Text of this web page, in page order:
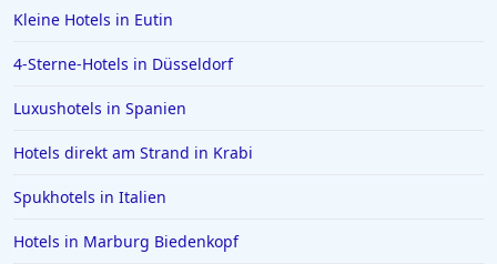
Kleine Hotels in Eutin
4-Sterne-Hotels in Düsseldorf
Luxushotels in Spanien
Hotels direkt am Strand in Krabi
Spukhotels in Italien
Hotels in Marburg Biedenkopf